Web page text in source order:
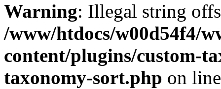
Warning: Illegal string
/www/htdocs/w00d54f4/
content/plugins/custom-
taxonomy-sort.php on